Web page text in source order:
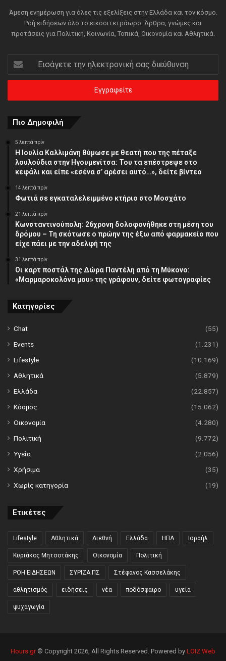
Άμεση ενημέρωση για όλες τις εξελίξεις στην Ελλάδα και τον κόσμο.
Ροή ειδήσεων όλο το εικοσιτετράωρο. Άρθρα, γνώμες και
προτάσεις για Πολιτική, Κοινωνία, Τοπικά, Οικονομία και Αθλητικά.
Εισάγετε
την
ηλεκτρονική
διεύθυνση
Πιο Δημοφιλή
5 λεπτά πρίν
Η Ιουλία Καλλιμάνη θύμωσε με θεατή που της πέταξε
λουλούδια στην Ηγουμενίτσα: Του τα επέστρεψε στο
κεφάλι και είπε «εσένα σ’ αρέσει αυτό…», δείτε βίντεο
14 λεπτά πρίν
Φωτιά σε εγκαταλελειμμένο κτήριο στο Μοσχάτο
21 λεπτά πρίν
Κωνσταντινούπολη: 26χρονη δολοφονήθηκε στη μέση του
δρόμου – Τη σκότωσε ο πρώην της έξω από φαρμακείο που
είχε πάει με την αδελφή της
31 λεπτά πρίν
Οι καρτ ποστάλ της Δώρα Παντέλη από τη Μύκονο:
«Μαρμαροκολόνα μου» της γράφουν, δείτε φωτογραφίες
Κατηγορίες
Chat
(55)
Events
(1.231)
Lifestyle
(10.169)
Αθλητικά
(5.879)
Ελλάδα
(22.857)
Κόσμος
(15.062)
Οικονομία
(4.280)
Πολιτική
(9.772)
Υγεία
(2.056)
Χρήσιμα
(35)
Χωρίς κατηγορία
(19)
Ετικέτες
Lifestyle Αθλητικά Διεθνή Ελλάδα ΗΠΑ Ισραήλ
Κυριάκος Μητσοτάκης Οικονομία Πολιτική
ΡΟΗ ΕΙΔΗΣΕΩΝ ΣΥΡΙΖΑ ΠΣ Στέφανος Κασσελάκης
αθλητισμός ειδήσεις νέα ποδόσφαιρο υγεία
ψυχαγωγία
Hours.gr© Copyright 2026, All Rights Reserved. Powered by LOIZ Web